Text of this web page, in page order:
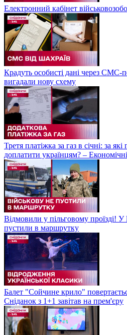
Електронний кабінет
Крадуть особисті дані через СМС-
вигадали нову схему
Третя платіжка за газ в січні: за
доплатити українцям? –
Відмовили у пільговому проїзді! У
пустили в маршрутку
Балет "Сойчине крило"
Сніданок з 1+1 завітав на прем'єру